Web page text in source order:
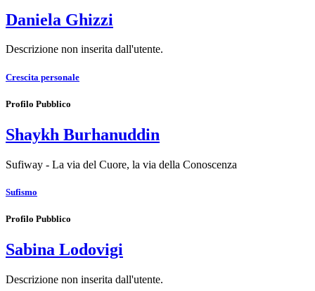
Daniela Ghizzi
Descrizione non inserita dall'utente.
Crescita personale
Profilo Pubblico
Shaykh Burhanuddin
Sufiway - La via del Cuore, la via della Conoscenza
Sufismo
Profilo Pubblico
Sabina Lodovigi
Descrizione non inserita dall'utente.